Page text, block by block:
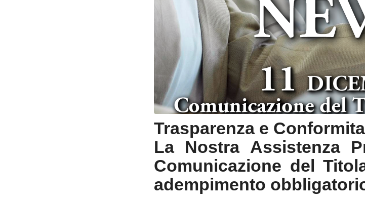
Trasparenza e
La Nostra Assistenza
Comunicazione del
adempimento